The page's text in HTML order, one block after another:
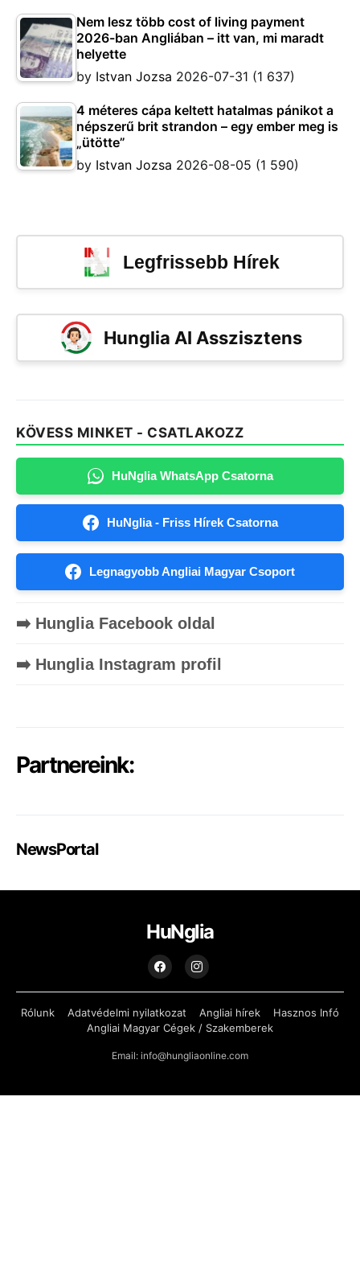
Nem lesz több cost of living payment
2026-ban Angliában – itt van, mi maradt
helyette
by Istvan Jozsa 2026-07-31 (1 637)
4 méteres cápa keltett hatalmas pánikot a
népszerű brit strandon – egy ember meg is
„ütötte”
by Istvan Jozsa 2026-08-05 (1 590)
Legfrissebb Hírek
Hunglia AI Asszisztens
KÖVESS MINKET - CSATLAKOZZ
HuNglia WhatsApp Csatorna
HuNglia - Friss Hírek Csatorna
Legnagyobb Angliai Magyar Csoport
➡️ Hunglia Facebook oldal
➡️ Hunglia Instagram profil
Partnereink:
NewsPortal
HuNglia
Rólunk Adatvédelmi nyilatkozat Angliai hírek
Hasznos Infó
Angliai Magyar Cégek / Szakemberek
Email: info@hungliaonline.com